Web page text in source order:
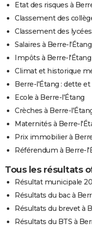
Etat des risques à
Classement des
Classement des
Salaires à Berre-l'Étang
Impôts à Berre-l'Étang
Climat et historique
Berre-l'Étang : dette
Ecole à Berre-l'Étang
Crèches à Berre-
Maternités à Berre-
Prix immobilier à
Référendum à Berre-
Tous les résultats
Résultat municipale
Résultats du bac à
Résultats du brevet à
Résultats du BTS à